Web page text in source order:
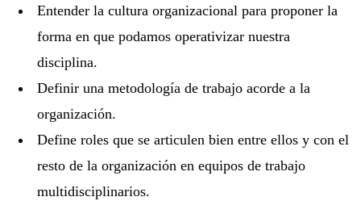
Entender la cultura organizacional para proponer la
forma en que podamos operativizar nuestra
disciplina.
Definir una metodología de trabajo acorde a la
organización.
Define roles que se articulen bien entre ellos y con el
resto de la organización en equipos de trabajo
multidisciplinarios.